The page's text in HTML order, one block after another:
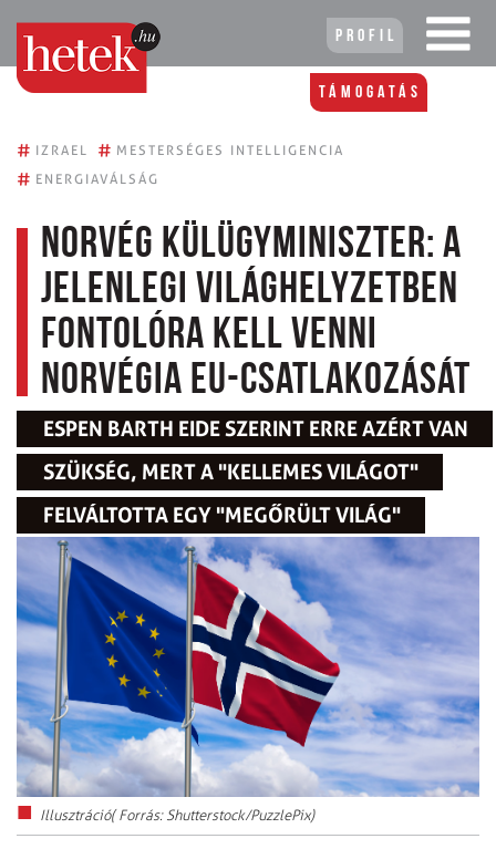
Profil
Támogatás
# IZRAEL # MESTERSÉGES INTELLIGENCIA
# ENERGIAVÁLSÁG
Norvég külügyminiszter: a
jelenlegi világhelyzetben
fontolóra kell venni
Norvégia EU-csatlakozását
ESPEN BARTH EIDE SZERINT ERRE AZÉRT VAN
SZÜKSÉG, MERT A "KELLEMES VILÁGOT"
FELVÁLTOTTA EGY "MEGŐRÜLT VILÁG"
Illusztráció( Forrás: Shutterstock/PuzzlePix)